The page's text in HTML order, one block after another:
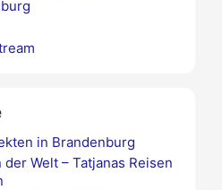
in Brandenburg
der Welt – Tatjanas Reisen